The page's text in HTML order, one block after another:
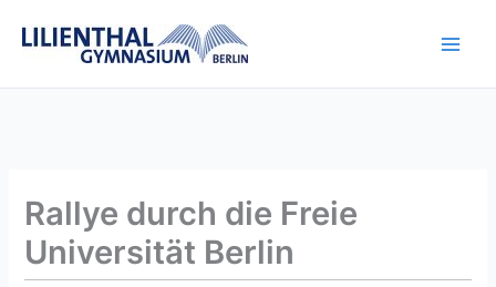
Inhalt
Rallye durch die Freie
Universität Berlin